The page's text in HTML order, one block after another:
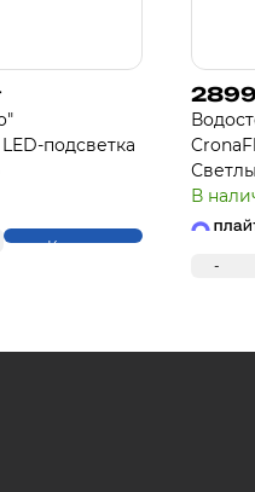
подсветка
Купить
2899
В
-